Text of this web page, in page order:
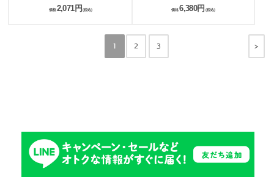
価格 2,071円 (税込) 価格6,380円 (税込)
>
1 2 3